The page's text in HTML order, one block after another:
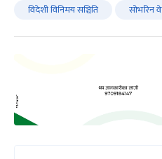
विदेशी विनिमय सञ्चिति सोभरिन